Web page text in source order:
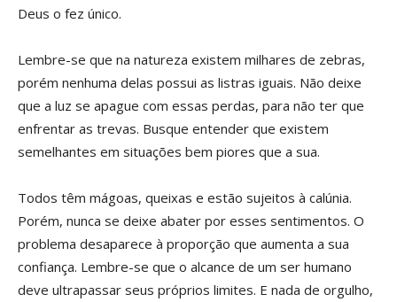
Deus o fez único.
Lembre-se que na natureza existem milhares de zebras,
porém nenhuma delas possui as listras iguais. Não deixe
que a luz se apague com essas perdas, para não ter que
enfrentar as trevas. Busque entender que existem
semelhantes em situações bem piores que a sua.
Todos têm mágoas, queixas e estão sujeitos à calúnia.
Porém, nunca se deixe abater por esses sentimentos. O
problema desaparece à proporção que aumenta a sua
confiança. Lembre-se que o alcance de um ser humano
deve ultrapassar seus próprios limites. E nada de orgulho,